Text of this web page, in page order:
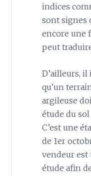
indices
sont signes
encore une
peut
D’ailleurs,
qu’un
argileuse
étude du
C’est une
de 1er
vendeur est
étude afin